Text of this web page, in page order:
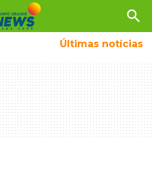
search
Últimas notícias